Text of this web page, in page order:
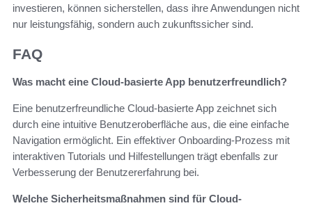
investieren, können sicherstellen, dass ihre Anwendungen nicht
nur leistungsfähig, sondern auch zukunftssicher sind.
FAQ
Was macht eine Cloud-basierte App benutzerfreundlich?
Eine benutzerfreundliche Cloud-basierte App zeichnet sich
durch eine intuitive Benutzeroberfläche aus, die eine einfache
Navigation ermöglicht. Ein effektiver Onboarding-Prozess mit
interaktiven Tutorials und Hilfestellungen trägt ebenfalls zur
Verbesserung der Benutzererfahrung bei.
Welche Sicherheitsmaßnahmen sind für Cloud-